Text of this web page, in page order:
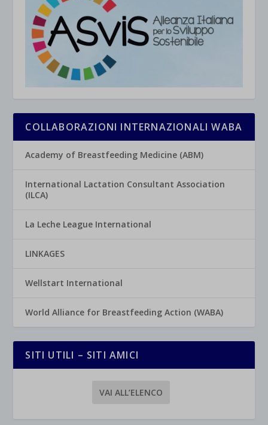
COLLABORAZIONI INTERNAZIONALI WABA
Academy of Breastfeeding Medicine (ABM)
International Lactation Consultant Association
(ILCA)
La Leche League International
LINKAGES
Wellstart International
World Alliance for Breastfeeding Action (WABA)
SITI UTILI – SITI AMICI
VAI ALL’ELENCO